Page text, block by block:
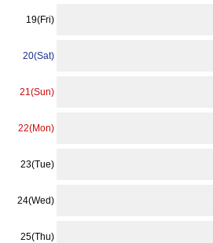
19(Fri)
20(Sat)
21(Sun)
22(Mon)
23(Tue)
24(Wed)
25(Thu)